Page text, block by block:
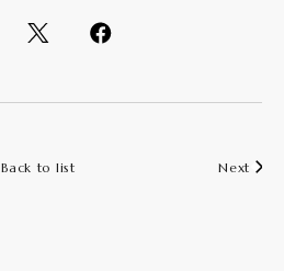
Back to list Next